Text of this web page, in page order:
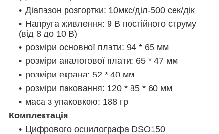
Діапазон розгортки: 10мкс/діл-500 сек/дік
Напруга живлення: 9 В постійного струму
(від 8 до 10 В)
розміри основної плати: 94 * 65 мм
розміри аналогової плати: 65 * 47 мм
розміри екрана: 52 * 40 мм
розміри паковання: 120 * 85 * 60 мм
маса з упаковкою: 188 гр
Комплектація
Цифрового осцилографа DSO150